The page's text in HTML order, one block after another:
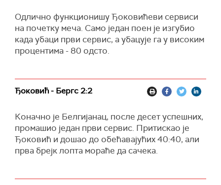
Одлично функционишу Ђоковићеви сервиси
на почетку меча. Само један поен је изгубио
када убаци први сервис, а убацује га у високим
процентима - 80 одсто.
Ђоковић - Бергс 2:2
Коначно је Белгијанац, после десет успешних,
промашио један први сервис. Притискао је
Ђоковић и дошао до обећавајућих 40:40, али
прва брејк лопта мораће да сачека.